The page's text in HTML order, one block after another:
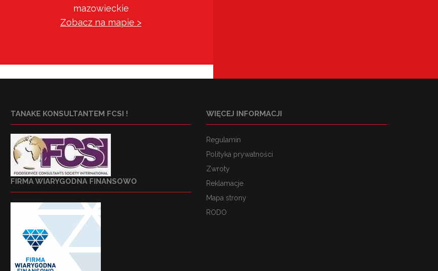
mazowieckie
Zobacz na mapie >
TANAKE KONSULTANTEM FCSI !
FIRMA WIARYGODNA FINANSOWO
WIĘCEJ INFORMACJI
Regulamin
Polityka prywatności
Zwroty
Reklamacje
Mapa strony
RODO